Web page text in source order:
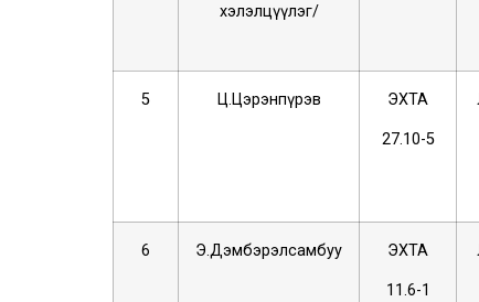
хэлэлцүүлэг/
5 Ц.Цэрэнпүрэв ЭХТА
27.10-5
6 Э.Дэмбэрэлсамбуу ЭХТА
11.6-1